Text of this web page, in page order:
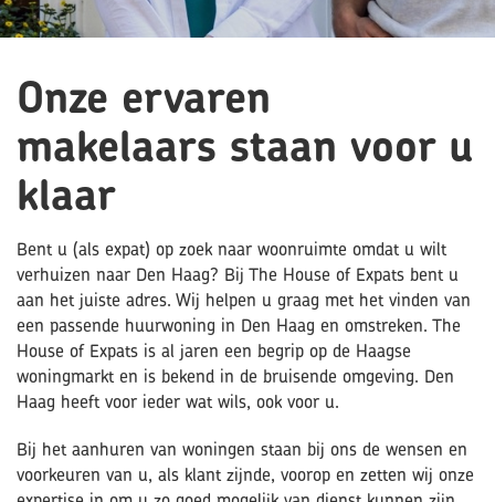
Onze ervaren
makelaars staan voor u
klaar
Bent u (als expat) op zoek naar woonruimte omdat u wilt
verhuizen naar Den Haag? Bij The House of Expats bent u
aan het juiste adres. Wij helpen u graag met het vinden van
een passende huurwoning in Den Haag en omstreken. The
House of Expats is al jaren een begrip op de Haagse
woningmarkt en is bekend in de bruisende omgeving. Den
Haag heeft voor ieder wat wils, ook voor u.
Bij het aanhuren van woningen staan bij ons de wensen en
voorkeuren van u, als klant zijnde, voorop en zetten wij onze